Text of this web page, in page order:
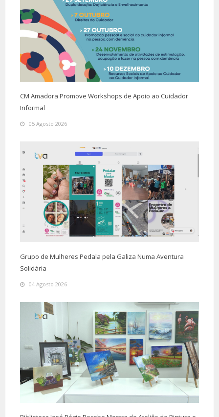
CM Amadora Promove Workshops de Apoio ao Cuidador
Informal
05 Agosto 2026
Grupo de Mulheres Pedala pela Galiza Numa Aventura
Solidária
04 Agosto 2026